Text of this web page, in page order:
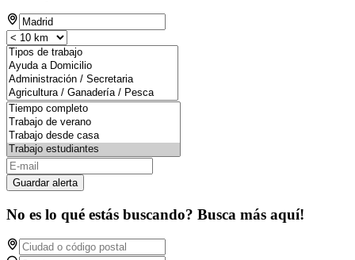
Guardar alerta
No es lo qué estás buscando? Busca más aquí!